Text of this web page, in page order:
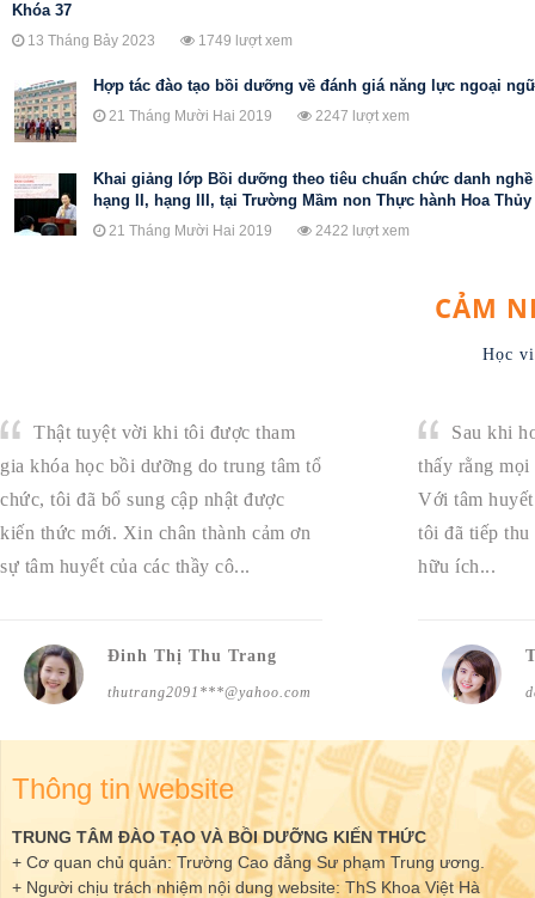
Khóa 37
13 Tháng Bảy 2023 1749 lượt xem
Hợp tác đào tạo bồi dưỡng về đánh giá năng lực ngoại
21 Tháng Mười Hai 2019 2247 lượt xem
Khai giảng lớp Bồi dưỡng theo tiêu chuẩn chức danh
hạng II, hạng III, tại Trường Mầm non Thực hành Hoa Thủy
21 Tháng Mười Hai 2019 2422 lượt xem
CẢM
Học
Thật tuyệt vời khi tôi được tham
gia khóa học bồi dưỡng do trung tâm tổ
chức, tôi đã bổ sung cập nhật được
kiến thức mới. Xin chân thành cảm ơn
sự tâm huyết của các thầy cô...
Đinh Thị Thu Trang
thutrang2091***@yahoo.com
Sau khi
thấy rằng
Với tâm
tôi đã tiếp
hữu ích...
Thông tin website
TRUNG TÂM ĐÀO TẠO VÀ BỒI DƯỠNG KIẾN THỨC
+ Cơ quan chủ quản: Trường Cao đẳng Sư phạm Trung ương.
+ Người chịu trách nhiệm nội dung website: ThS Khoa Việt Hà